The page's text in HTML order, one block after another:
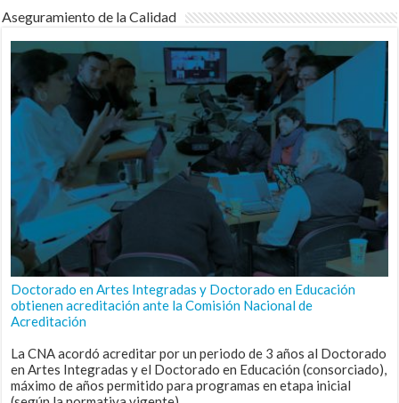
Aseguramiento de la Calidad
Doctorado en Artes Integradas y Doctorado en Educación
obtienen acreditación ante la Comisión Nacional de
Acreditación
La CNA acordó acreditar por un periodo de 3 años al Doctorado
en Artes Integradas y el Doctorado en Educación (consorciado),
máximo de años permitido para programas en etapa inicial